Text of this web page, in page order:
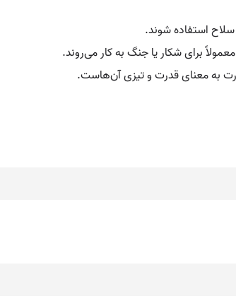
سلاح استفاده شوند.
برای شکار یا جنگ به کار می‌روند.
به معنای قدرت و تیزی آن‌هاست.